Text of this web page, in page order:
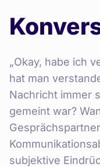
„Okay, habe ich
hat man
Nachricht immer
gemeint war?
subjektive